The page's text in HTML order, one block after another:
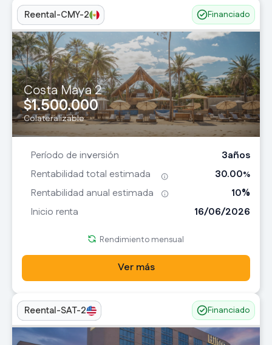
Reental-CMY-2 Financiado
Costa Maya 2
1.500.000
$
Colateralizable
Período de inversión 3años
Rentabilidad total estimada
30.00%
Rentabilidad anual estimada 10%
Inicio renta
16/06/2026
Rendimiento mensual
Ver más
Reental-SAT-2 Financiado